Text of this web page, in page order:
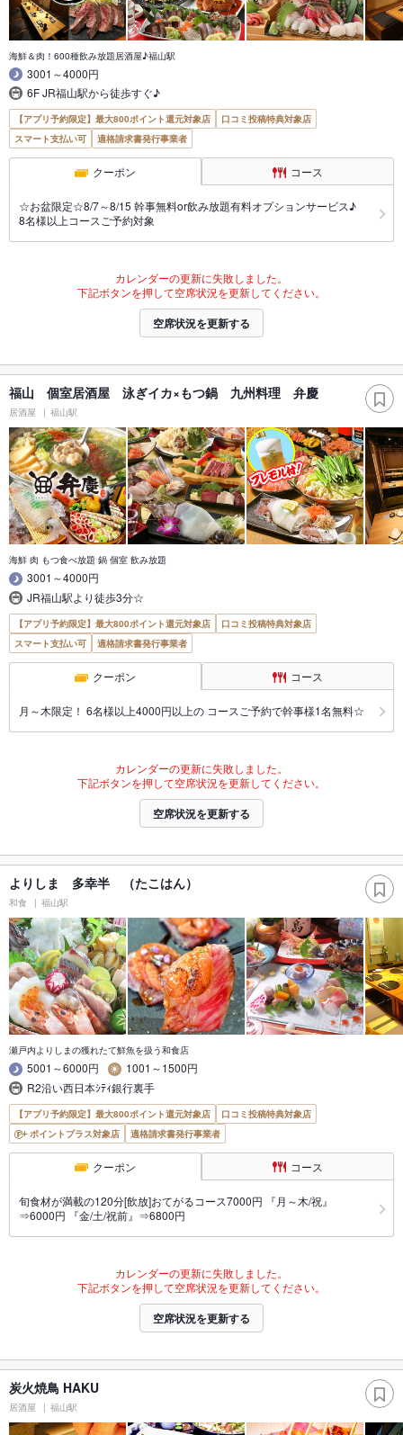
海鮮＆肉！600種飲み放題居酒屋♪福山駅
3001～4000円
6F JR福山駅から徒歩すぐ♪
【アプリ予約限定】最大800ポイント還元対象店
口コミ投稿特典対象店
スマート支払い可
適格請求書発行事業者
クーポン コース
☆お盆限定☆8/7～8/15 幹事無料or飲み放題有料オプションサービス♪
8名様以上コースご予約対象
カレンダーの更新に失敗しました。
下記ボタンを押して空席状況を更新してください。
空席状況を更新する
福山 個室居酒屋 泳ぎイカ×もつ鍋 九州料理 弁慶
居酒屋 福山駅
海鮮 肉 もつ食べ放題 鍋 個室 飲み放題
3001～4000円
JR福山駅より徒歩3分☆
【アプリ予約限定】最大800ポイント還元対象店
口コミ投稿特典対象店
スマート支払い可
適格請求書発行事業者
クーポン コース
月～木限定！ 6名様以上4000円以上の コースご予約で幹事様1名無料☆
カレンダーの更新に失敗しました。
下記ボタンを押して空席状況を更新してください。
空席状況を更新する
よりしま 多幸半 （たこはん）
和食 福山駅
瀬戸内よりしまの獲れたて鮮魚を扱う和食店
5001～6000円
1001～1500円
R2沿い西日本ｼﾃｨ銀行裏手
【アプリ予約限定】最大800ポイント還元対象店
口コミ投稿特典対象店
ポイントプラス対象店
適格請求書発行事業者
クーポン コース
旬食材が満載の120分[飲放]おてがるコース7000円 『月～木/祝』
⇒6000円 『金/土/祝前』⇒6800円
カレンダーの更新に失敗しました。
下記ボタンを押して空席状況を更新してください。
空席状況を更新する
炭火焼鳥 HAKU
居酒屋 福山駅